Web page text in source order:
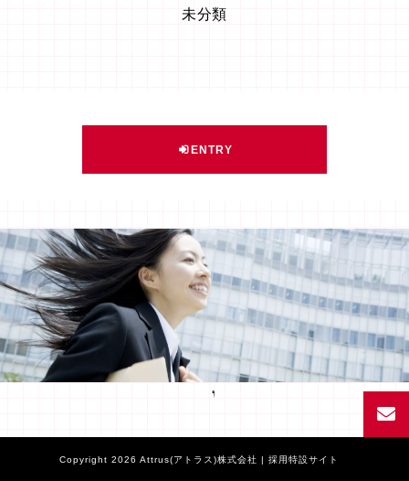
未分類
ENTRY
Facebook
Copyright 2026 Attrus(アトラス)株式会社 | 採用特設サイト